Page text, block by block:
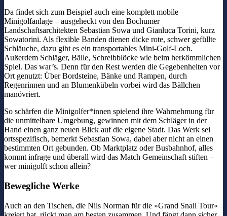
Da findet sich zum Beispiel auch eine komplett mobile
Minigolfanlage – ausgeheckt von den Bochumer
Landschaftsarchitekten Sebastian Sowa und Gianluca Torini, kurz
Sowatorini. Als flexible Banden dienen dicke rote, schwer gefüllte
Schläuche, dazu gibt es ein transportables Mini-Golf-Loch.
Außerdem Schläger, Bälle, Schreibblöcke wie beim herkömmlichen
Spiel. Das war’s. Denn für den Rest werden die Gegebenheiten vor
Ort genutzt: Über Bordsteine, Bänke und Rampen, durch
Regenrinnen und an Blumenkübeln vorbei wird das Bällchen
manövriert.
So schärfen die Minigolfer*innen spielend ihre Wahrnehmung für
die unmittelbare Umgebung, gewinnen mit dem Schläger in der
Hand einen ganz neuen Blick auf die eigene Stadt. Das Werk sei
ortsspezifisch, bemerkt Sebastian Sowa, dabei aber nicht an einen
bestimmten Ort gebunden. Ob Marktplatz oder Busbahnhof, alles
kommt infrage und überall wird das Match Gemeinschaft stiften –
wer minigolft schon allein?
Bewegliche Werke
Auch an den Tischen, die Nils Norman für die »Grand Snail Tour«